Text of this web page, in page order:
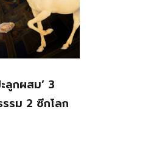
ลูกผสม’ 3
รม 2 ซีกโลก